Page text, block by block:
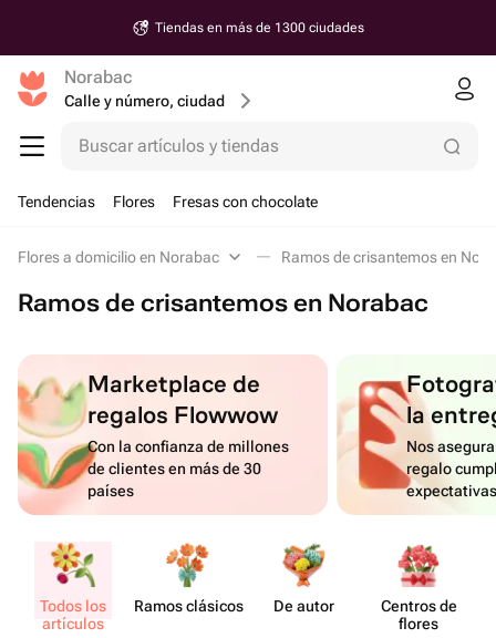
Tiendas en más de 1300 ciudades
Norabac
Calle y número, ciudad
Buscar artículos y tiendas
Tendencias Flores Fresas con chocolate
Flores a domicilio en Norabac Ramos de crisantemos en
Ramos de crisantemos en Norabac
Marketplace de
regalos Flowwow
Con la confianza de millones
de clientes en más de 30
países
la
Nos
regalo
Todos los
artículos
Ramos clásicos De autor
Centros de
flores